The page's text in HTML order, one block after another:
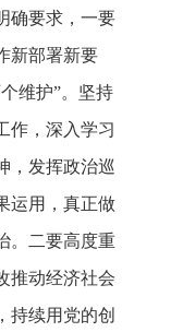
确要求，一要
新部署新要
维护”。坚持
作，深入学习
，发挥政治巡
运用，真正做
。二要高度重
推动经济社会
持续用党的创